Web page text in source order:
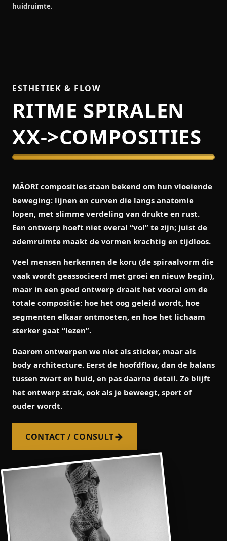
huidruimte.
ESTHETIEK & FLOW
RITME SPIRALEN
XX->COMPOSITIES
MĀORI composities staan bekend om hun vloeiende
beweging: lijnen en curven die langs anatomie
lopen, met slimme verdeling van drukte en rust.
Een ontwerp hoeft niet overal “vol” te zijn; juist de
ademruimte maakt de vormen krachtig en tijdloos.
Veel mensen herkennen de koru (de spiraalvorm die
vaak wordt geassocieerd met groei en nieuw begin),
maar in een goed ontwerp draait het vooral om de
totale compositie: hoe het oog geleid wordt, hoe
segmenten elkaar ontmoeten, en hoe het lichaam
sterker gaat “lezen”.
Daarom ontwerpen we niet als sticker, maar als
body architecture. Eerst de hoofdflow, dan de balans
tussen zwart en huid, en pas daarna detail. Zo blijft
het ontwerp strak, ook als je beweegt, sport of
ouder wordt.
CONTACT / CONSULT→